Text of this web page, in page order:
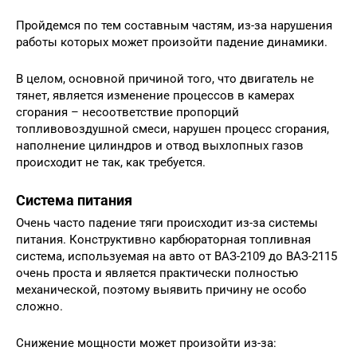
Пройдемся по тем составным частям, из-за нарушения
работы которых может произойти падение динамики.
В целом, основной причиной того, что двигатель не
тянет, является изменение процессов в камерах
сгорания – несоответствие пропорций
топливовоздушной смеси, нарушен процесс сгорания,
наполнение цилиндров и отвод выхлопных газов
происходит не так, как требуется.
Система питания
Очень часто падение тяги происходит из-за системы
питания. Конструктивно карбюраторная топливная
система, используемая на авто от ВАЗ-2109 до ВАЗ-2115
очень проста и является практически полностью
механической, поэтому выявить причину не особо
сложно.
Снижение мощности может произойти из-за: